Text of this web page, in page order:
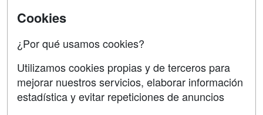
Contactar
Confidencialidad
SÍGUENOS EN:
Cookies
¿Por qué usamos cookies?
Utilizamos cookies propias y de terceros para
mejorar nuestros servicios, elaborar información
estadística y evitar repeticiones de anuncios